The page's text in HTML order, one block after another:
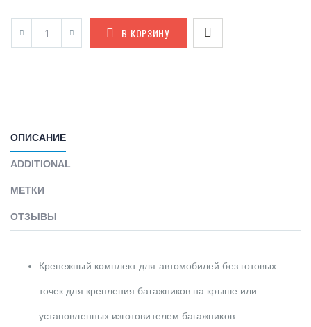
В КОРЗИНУ
ОПИСАНИЕ
ADDITIONAL
МЕТКИ
ОТЗЫВЫ
Крепежный комплект для автомобилей без готовых
точек для крепления багажников на крыше или
установленных изготовителем багажников